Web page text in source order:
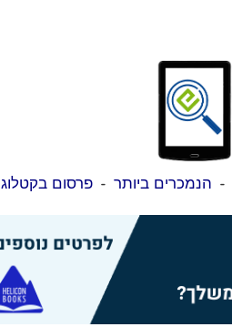
- הנמכרים ביותר -פרסום בקטלוג